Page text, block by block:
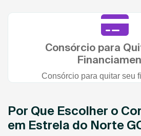
Consórcio para
Consórcio para quitar seu
Por Que Escolher o
em Estrela do Norte